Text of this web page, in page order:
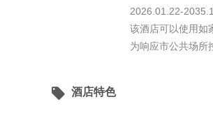
2026.01.22-
该酒店可以使用如
为响应市公共场所
 酒店特色